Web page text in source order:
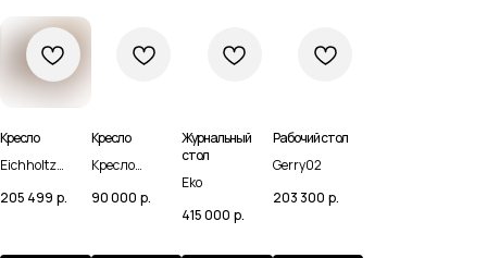
Кресло
Eichholtz
brown
205 499 р.
Кресло
Кресло
90 000 р.
Журнальный
стол
Eko
415 000 р.
Рабочий стол
Gerry02
203 300 р.
Навигация Каталог
Мебель